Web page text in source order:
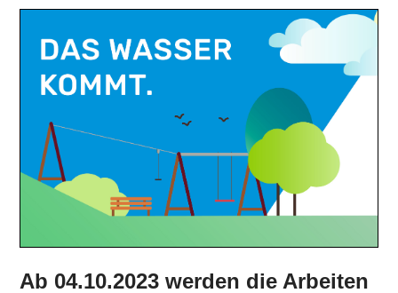
Ab 04.10.2023 werden die Arbeiten